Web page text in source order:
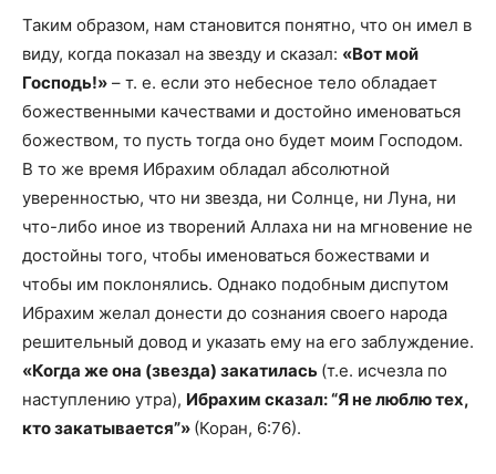
Таким образом, нам становится понятно, что он имел в
виду, когда показал на звезду и сказал: «Вот мой
Господь!» – т. е. если это небесное тело обладает
божественными качествами и достойно именоваться
божеством, то пусть тогда оно будет моим Господом.
В то же время Ибрахим обладал абсолютной
уверенностью, что ни звезда, ни Солнце, ни Луна, ни
что-либо иное из творений Аллаха ни на мгновение не
достойны того, чтобы именоваться божествами и
чтобы им поклонялись. Однако подобным диспутом
Ибрахим желал донести до сознания своего народа
решительный довод и указать ему на его заблуждение.
«Когда же она (звезда) закатилась (т.е. исчезла по
наступлению утра), Ибрахим сказал: “Я не люблю тех,
кто закатывается”» (Коран, 6:76).